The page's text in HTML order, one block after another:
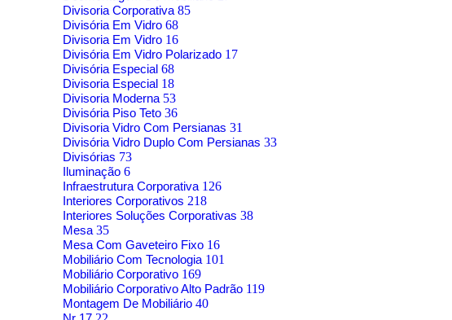
Divisoria Corporativa 85
Divisória Em Vidro 68
Divisoria Em Vidro 16
Divisória Em Vidro Polarizado 17
Divisória Especial 68
Divisoria Especial 18
Divisoria Moderna 53
Divisória Piso Teto 36
Divisoria Vidro Com Persianas 31
Divisória Vidro Duplo Com Persianas 33
Divisórias 73
Iluminação 6
Infraestrutura Corporativa 126
Interiores Corporativos 218
Interiores Soluções Corporativas 38
Mesa 35
Mesa Com Gaveteiro Fixo 16
Mobiliário Com Tecnologia 101
Mobiliário Corporativo 169
Mobiliário Corporativo Alto Padrão 119
Montagem De Mobiliário 40